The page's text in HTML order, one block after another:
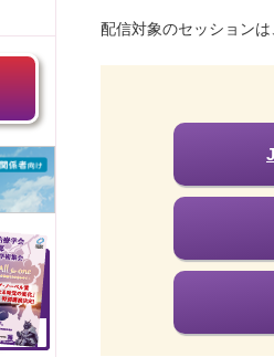
配信対象のセッション